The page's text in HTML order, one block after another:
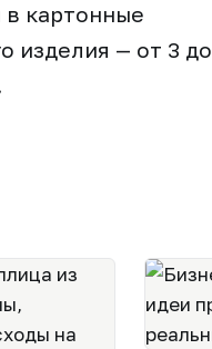
картонные
изделия — от 3 до